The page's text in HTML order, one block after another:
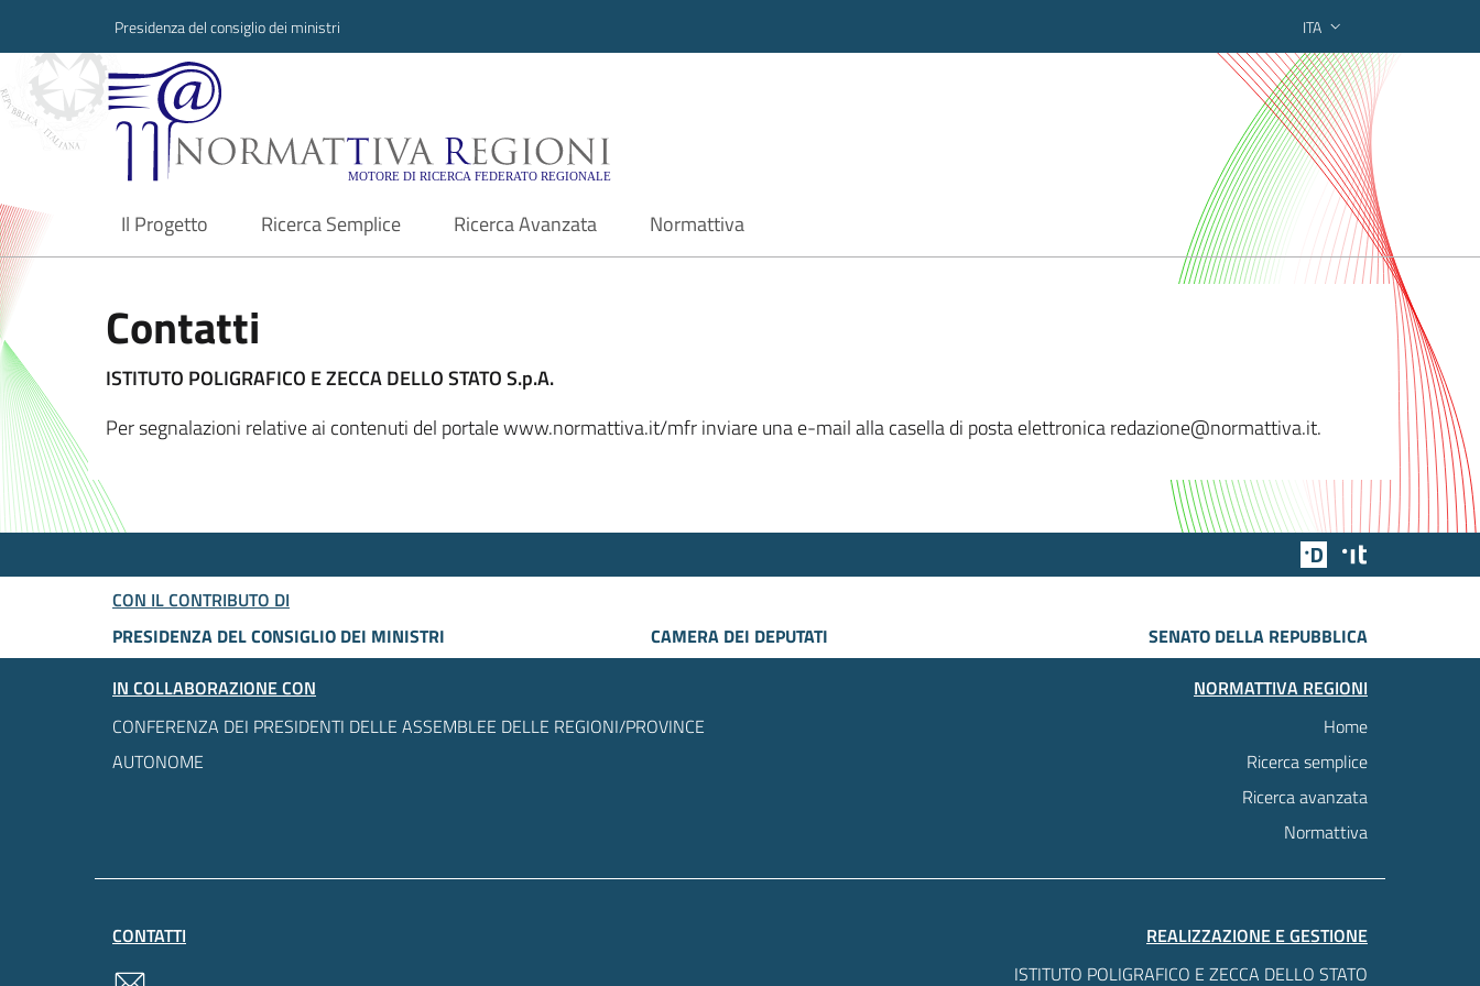
Presidenza del consiglio dei ministri ITA
Normattiva Regioni - Motore di ricerca federato regionale
Il Progetto
current Ricerca Semplice Ricerca Avanzata Normattiva
Contatti
ISTITUTO POLIGRAFICO E ZECCA DELLO STATO S.p.A.
Per segnalazioni relative ai contenuti del portale www.normattiva.it/mfr inviare una e-mail alla casella di posta elettronica redazione@normattiva.it.
Team Digitale
CON IL CONTRIBUTO DI
PRESIDENZA DEL CONSIGLIO DEI MINISTRI
CAMERA DEI DEPUTATI
SENATO DELLA REPUBBLICA
IN COLLABORAZIONE CON
CONFERENZA DEI PRESIDENTI DELLE ASSEMBLEE DELLE REGIONI/PROVINCE
AUTONOME
NORMATTIVA REGIONI
Home
Ricerca semplice
Ricerca avanzata
Normattiva
CONTATTI
REALIZZAZIONE E GESTIONE
ISTITUTO POLIGRAFICO E ZECCA DELLO STATO